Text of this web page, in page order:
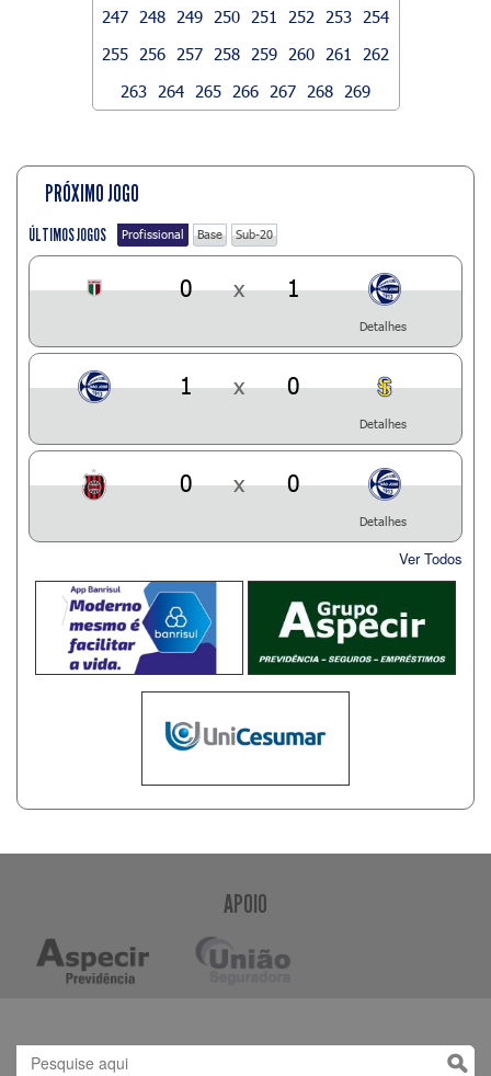
247
248 249 250 251 252 253
254
255
256 257 258 259 260 261
262
263
264 265 266 267 268 269
PRÓXIMO JOGO
ÚLTIMOS JOGOS Profissional Base Sub-20
0 x 1
Detalhes
1 x 0
Detalhes
0 x 0
Detalhes
Ver Todos
APOIO